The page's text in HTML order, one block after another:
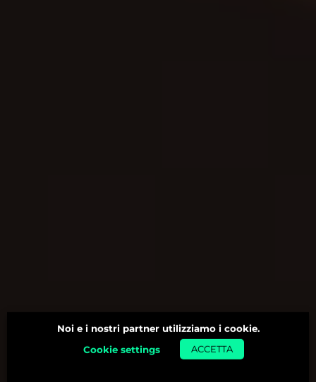
Noi e i nostri partner utilizziamo i cookie.
Cookie settings
ACCETTA